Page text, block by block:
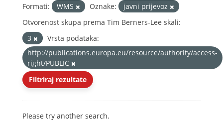
Formati: WMS Oznake:
javni prijevoz
Otvorenost skupa prema Tim Berners-Lee skali:
3
Vrsta podataka:
http://publications.europa.eu/resource/authority/access-
right/PUBLIC
Filtriraj rezultate
Please try another search.